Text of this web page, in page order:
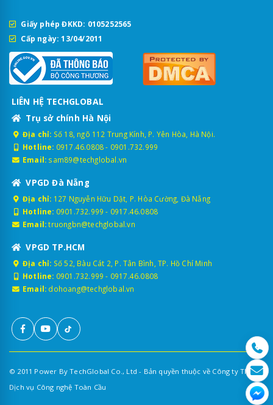
Giấy phép ĐKKD: 0105252565
Cấp ngày: 13/04/2011
LIÊN HỆ TECHGLOBAL
Trụ sở chính Hà Nội
Địa chỉ: Số 18, ngõ 112 Trung Kính, P. Yên Hòa, Hà Nội.
Hotline: 0917.46.0808- 0901.732.999
Email: sam89@techglobal.vn
VPGD Đà Nẵng
Địa chỉ: 127 Nguyễn Hữu Dật, P. Hòa Cường, Đà Nẵng
Hotline: 0901.732.999 - 0917.46.0808
Email: truongbn@techglobal.vn
VPGD TP.HCM
Địa chỉ: Số 52, Bàu Cát 2, P. Tân Bình, TP. Hồ Chí Minh
Hotline: 0901.732.999 - 0917.46.0808
Email: dohoang@techglobal.vn
© 2011 Power By TechGlobal Co., Ltd - Bản quyền thuộc về Công ty TNHH
Dịch vụ Công nghệ Toàn Cầu